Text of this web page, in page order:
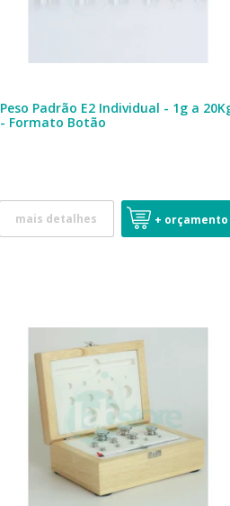
Peso Padrão E2 Individual - 1g a
- Formato Botão
mais detalhes + orçamento